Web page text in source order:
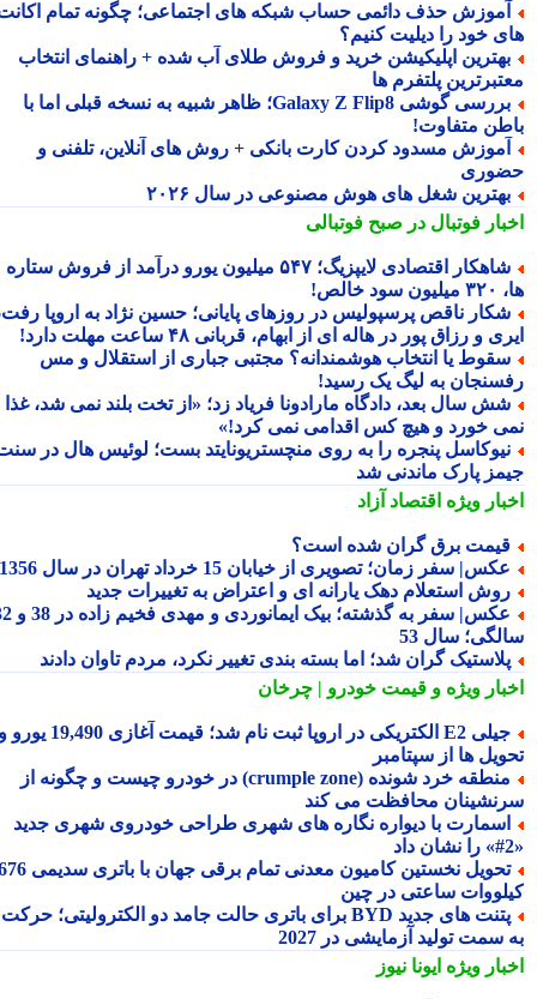
حذف دائمی حساب شبکه های اجتماعی؛ چگونه تمام اکانت
خود را دیلیت کنیم؟
اپلیکیشن خرید و فروش طلای آب شده + راهنمای انتخاب
پلتفرم ها
بررسی گوشی Galaxy Z Flip8؛ ظاهر شبیه به نسخه قبلی اما با
متفاوت!
مسدود کردن کارت بانکی + روش های آنلاین، تلفنی و
شغل های هوش مصنوعی در سال ۲۰۲۶
فوتبال در صبح فوتبالی
شاهکار اقتصادی لایپزیگ؛ ۵۴۷ میلیون یورو درآمد از فروش ستاره
ناقص پرسپولیس در روزهای پایانی؛ حسین نژاد به اروپا رفت،
و رزاق پور در هاله ای از ابهام، قربانی ۴۸ ساعت مهلت دارد!
یا انتخاب هوشمندانه؟ مجتبی جباری از استقلال و مس
به لیگ یک رسید!
سال بعد، دادگاه مارادونا فریاد زد؛ «از تخت بلند نمی شد، غذا
خورد و هیچ کس اقدامی نمی کرد!»
پنجره را به روی منچستریونایتد بست؛ لوئیس هال در سنت
پارک ماندنی شد
ویژهاقتصاد آزاد
برق گران شده است؟
سفر زمان؛ تصویری از خیابان 15 خرداد تهران در سال 1356
استعلام دهک یارانه ای و اعتراض به تغییرات جدید
عکس| سفر به گذشته؛ بیک ایمانوردی و مهدی فخیم زاده در 38 و 32
سال 53
گران شد؛ اما بسته بندی تغییر نکرد، مردم تاوان دادند
ویژهو قیمت خودرو | چرخان
جیلی E2 الکتریکی در اروپا ثبت نام شد؛ قیمت آغازی 19,490 یورو و
ها از سپتامبر
منطقه خرد شونده (crumple zone) در خودرو چیست و چگونه از
محافظت می کند
با دیواره نگاره های شهری طراحی خودروی شهری جدید
تحویل نخستین کامیون معدنی تمام برقی جهان با باتری سدیمی 676
ساعتی در چین
پتنت های جدید BYD برای باتری حالت جامد دو الکترولیتی؛ حرکت
سمت تولید آزمایشی در 2027
ویژهایونا نیوز